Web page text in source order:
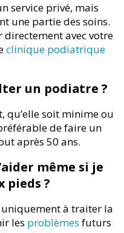
service privé, mais
une partie des soins.
avec votre
clinique podiatrique
un podiatre ?
qu’elle soit minime ou
de faire un
après 50 ans.
même si je
pieds ?
à traiter la
les problèmes futurs